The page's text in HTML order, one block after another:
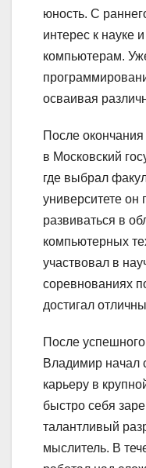
юность. С
интерес к науке
компьютерам.
осваивая
После
в Московский
где выбрал
университете он
развиваться в
компьютерных
участвовал в
соревнованиях
достигал
После
Владимир начал
карьеру в
быстро себя
талантливый
мыслитель. В